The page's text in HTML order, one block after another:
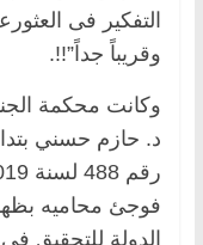
التفكير فى
وقريباً جداً”!!.
وكانت محكمة
د. حازم حسني
فوجئ محاميه